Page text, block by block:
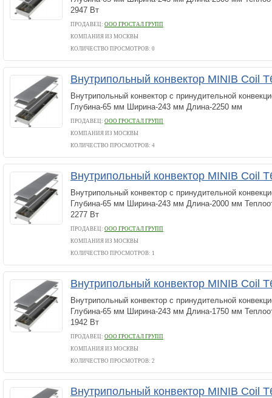
2947 Вт
ПРОДАВЕЦ: ООО ГРОСТАЛ ГРУПП
КОМПАНИЯ ИЗ МОСКВЫ
КОЛИЧЕСТВО ПРОСМОТРОВ: 0
Внутрипольный конвектор MINIB Coil
Внутрипольный конвектор с принудительной
Глубина-65 мм Ширина-243 мм Длина-2250 мм
ПРОДАВЕЦ: ООО ГРОСТАЛ ГРУПП
КОМПАНИЯ ИЗ МОСКВЫ
КОЛИЧЕСТВО ПРОСМОТРОВ: 4
Внутрипольный конвектор MINIB Coil
Внутрипольный конвектор с принудительной
Глубина-65 мм Ширина-243 мм Длина-2000 мм
2277 Вт
ПРОДАВЕЦ: ООО ГРОСТАЛ ГРУПП
КОМПАНИЯ ИЗ МОСКВЫ
КОЛИЧЕСТВО ПРОСМОТРОВ: 1
Внутрипольный конвектор MINIB Coil
Внутрипольный конвектор с принудительной
Глубина-65 мм Ширина-243 мм Длина-1750 мм
1942 Вт
ПРОДАВЕЦ: ООО ГРОСТАЛ ГРУПП
КОМПАНИЯ ИЗ МОСКВЫ
КОЛИЧЕСТВО ПРОСМОТРОВ: 2
Внутрипольный конвектор MINIB Coil